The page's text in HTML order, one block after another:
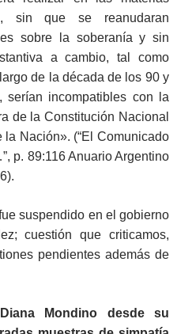
sin que se reanudaran
sobre la soberanía y sin
a cambio, tal como
de la década de los 90 y
serían incompatibles con la
de la Constitución Nacional
Nación». (“El Comunicado
p. 89:116 Anuario Argentino
suspendido en el gobierno
cuestión que criticamos,
pendientes además de
Mondino desde su